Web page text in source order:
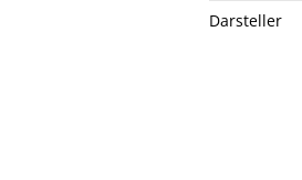
Darsteller